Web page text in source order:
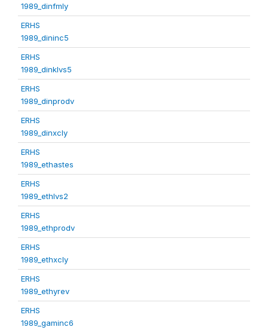
1989_dinfmly
ERHS
1989_dininc5
ERHS
1989_dinklvs5
ERHS
1989_dinprodv
ERHS
1989_dinxcly
ERHS
1989_ethastes
ERHS
1989_ethlvs2
ERHS
1989_ethprodv
ERHS
1989_ethxcly
ERHS
1989_ethyrev
ERHS
1989_gaminc6